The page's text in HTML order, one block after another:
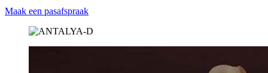
Maak een pasafspraak